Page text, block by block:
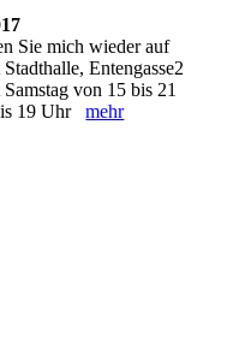
Sie mich wieder auf
Entengasse2
von 15 bis 21
19 Uhrmehr